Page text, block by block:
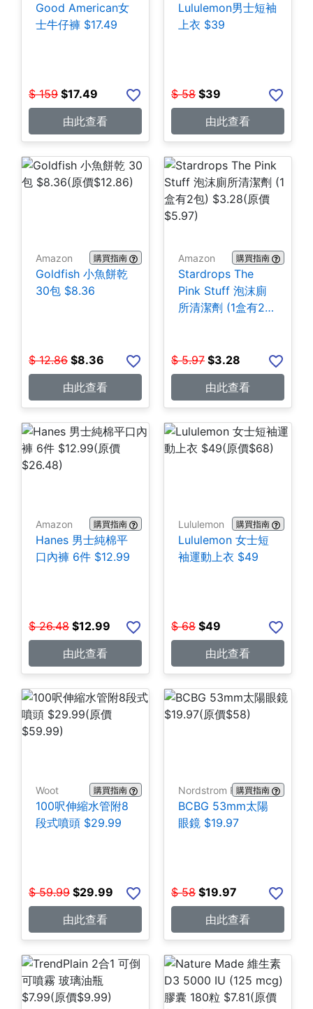
Good American女
士牛仔褲 $17.49
$ 159 $17.49
由此查看
Lululemon男士短袖
上衣 $39
$ 58 $39
由此查看
Amazon 購買指南
Goldfish 小魚餅乾
30包 $8.36
$ 12.86 $8.36
由此查看
Amazon 購買指南
Stardrops The
Pink Stuff 泡沫廁
所清潔劑 (1盒有2
$ 5.97 $3.28
由此查看
Amazon 購買指南
Hanes 男士純棉平
口內褲 6件 $12.99
$ 26.48 $12.99
由此查看
Lululemon 購買指南
Lululemon 女士短
袖運動上衣 $49
$ 68 $49
由此查看
Woot 購買指南
100呎伸縮水管附8
段式噴頭 $29.99
$ 59.99 $29.99
由此查看
Nordstrom Rack購買指南
BCBG 53mm太陽
眼鏡 $19.97
$ 58 $19.97
由此查看